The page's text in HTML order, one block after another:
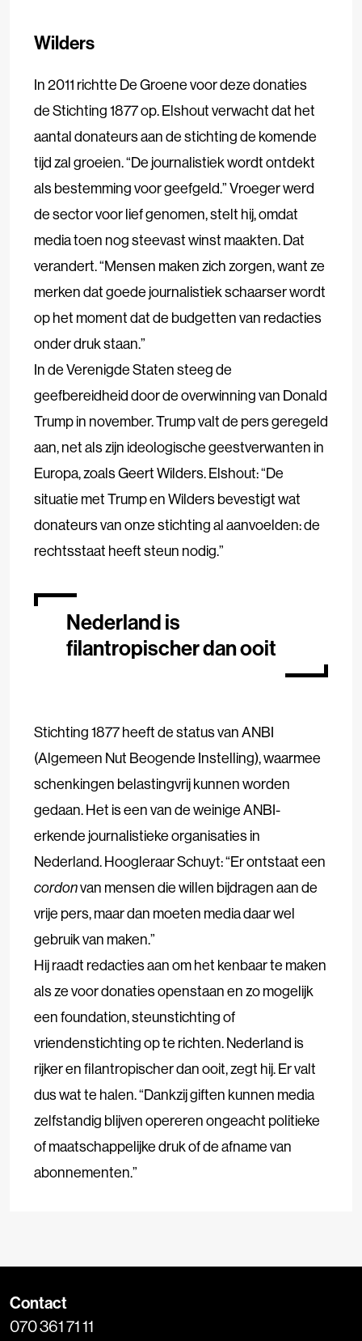
Wilders
In 2011 richtte De Groene voor deze donaties
de Stichting 1877 op. Elshout verwacht dat het
aantal donateurs aan de stichting de komende
tijd zal groeien. “De journalistiek wordt ontdekt
als bestemming voor geefgeld.” Vroeger werd
de sector voor lief genomen, stelt hij, omdat
media toen nog steevast winst maakten. Dat
verandert. “Mensen maken zich zorgen, want ze
merken dat goede journalistiek schaarser wordt
op het moment dat de budgetten van redacties
onder druk staan.”
In de Verenigde Staten steeg de
geefbereidheid door de overwinning van Donald
Trump in november. Trump valt de pers geregeld
aan, net als zijn ideologische geestverwanten in
Europa, zoals Geert Wilders. Elshout: “De
situatie met Trump en Wilders bevestigt wat
donateurs van onze stichting al aanvoelden: de
rechtsstaat heeft steun nodig.”
Nederland is
filantropischer dan ooit
Stichting 1877 heeft de status van ANBI
(Algemeen Nut Beogende Instelling), waarmee
schenkingen belastingvrij kunnen worden
gedaan. Het is een van de weinige ANBI-
erkende journalistieke organisaties in
Nederland. Hoogleraar Schuyt: “Er ontstaat een
cordonvan mensen die willen bijdragen aan de
vrije pers, maar dan moeten media daar wel
gebruik van maken.”
Hij raadt redacties aan om het kenbaar te maken
als ze voor donaties openstaan en zo mogelijk
een foundation, steunstichting of
vriendenstichting op te richten. Nederland is
rijker en filantropischer dan ooit, zegt hij. Er valt
dus wat te halen. “Dankzij giften kunnen media
zelfstandig blijven opereren ongeacht politieke
of maatschappelijke druk of de afname van
abonnementen.”
Contact
070 361 71 11